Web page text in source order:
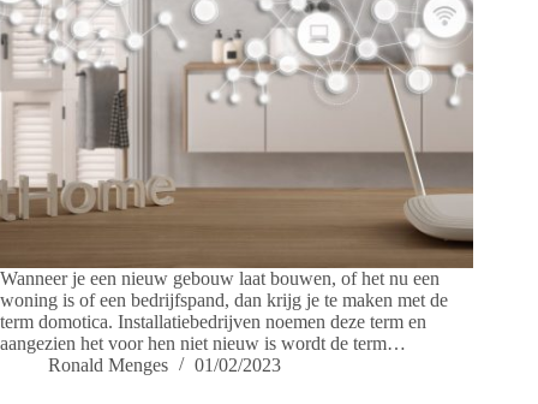
Wanneer je een nieuw gebouw laat bouwen, of het nu een
woning is of een bedrijfspand, dan krijg je te maken met de
term domotica. Installatiebedrijven noemen deze term en
aangezien het voor hen niet nieuw is wordt de term…
Ronald Menges
01/02/2023